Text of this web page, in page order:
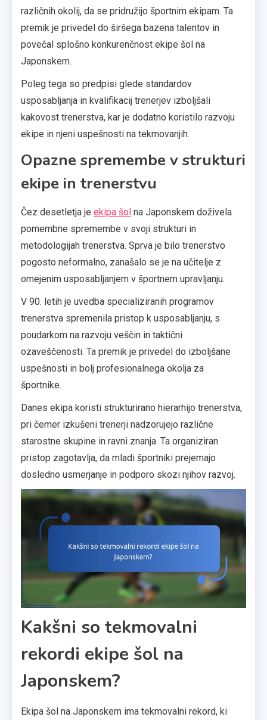
različnih okolij, da se pridružijo športnim ekipam. Ta
premik je privedel do širšega bazena talentov in
povečal splošno konkurenčnost ekipe šol na
Japonskem.
Poleg tega so predpisi glede standardov
usposabljanja in kvalifikacij trenerjev izboljšali
kakovost trenerstva, kar je dodatno koristilo razvoju
ekipe in njeni uspešnosti na tekmovanjih.
Opazne spremembe v strukturi
ekipe in trenerstvu
Čez desetletja je ekipa šol na Japonskem doživela
pomembne spremembe v svoji strukturi in
metodologijah trenerstva. Sprva je bilo trenerstvo
pogosto neformalno, zanašalo se je na učitelje z
omejenim usposabljanjem v športnem upravljanju.
V 90. letih je uvedba specializiranih programov
trenerstva spremenila pristop k usposabljanju, s
poudarkom na razvoju veščin in taktični
ozaveščenosti. Ta premik je privedel do izboljšane
uspešnosti in bolj profesionalnega okolja za
športnike.
Danes ekipa koristi strukturirano hierarhijo trenerstva,
pri čemer izkušeni trenerji nadzorujejo različne
starostne skupine in ravni znanja. Ta organiziran
pristop zagotavlja, da mladi športniki prejemajo
dosledno usmerjanje in podporo skozi njihov razvoj.
Kakšni so tekmovalni
rekordi ekipe šol na
Japonskem?
Ekipa šol na Japonskem ima tekmovalni rekord, ki